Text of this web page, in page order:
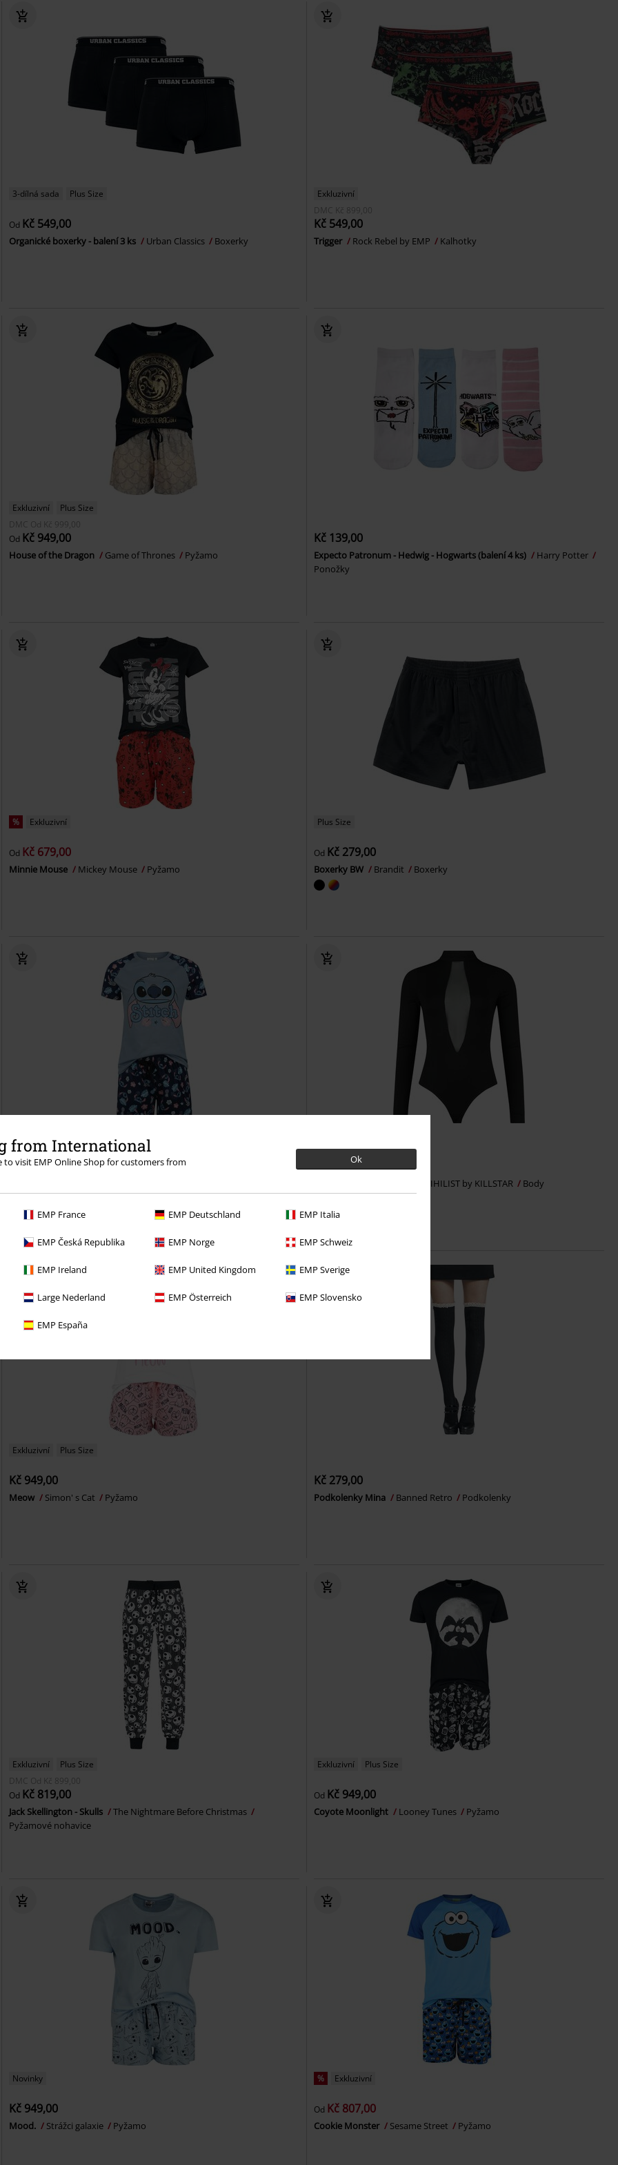
from International
to visit EMP Online Shop for customers from
Ok
EMP France EMP Deutschland EMP Italia
EMP Česká Republika EMP Norge EMP Schweiz
EMP Ireland EMP United Kingdom EMP Sverige
Large Nederland EMP Österreich EMP Slovensko
EMP España
3-dílná sada Plus Size
Od Kč 549,00
Organické boxerky - balení 3 ks Urban Classics Boxerky
Exkluzivní
DMC
Kč 899,00
Kč 549,00
Trigger Rock Rebel by EMP Kalhotky
Exkluzivní
Plus Size
DMC Od Kč 999,00
Od Kč 949,00
House of the Dragon Game of Thrones Pyžamo
Kč 139,00
Expecto Patronum - Hedwig - Hogwarts (balení 4 ks)
Harry Potter
Ponožky
% Exkluzivní
Od Kč 679,00
Minnie Mouse Mickey Mouse Pyžamo
Plus Size
Od Kč 279,00
Boxerky BW Brandit Boxerky
Kč 807,00 Kč 807,00
KIHILIST by KILLSTAR Body
Exkluzivní Plus Size
Kč 949,00
Meow Simon' s Cat Pyžamo
Kč 279,00
Podkolenky Mina Banned Retro Podkolenky
Exkluzivní
Plus Size
DMC Od Kč 899,00
Od Kč 819,00
Jack Skellington - Skulls
The Nightmare Before Christmas
Pyžamové nohavice
Exkluzivní Plus Size
Od Kč 949,00
Coyote Moonlight Looney Tunes Pyžamo
Novinky
Kč 949,00
Mood. Strážci galaxie Pyžamo
% Exkluzivní
Od Kč 807,00
Cookie Monster Sesame Street Pyžamo